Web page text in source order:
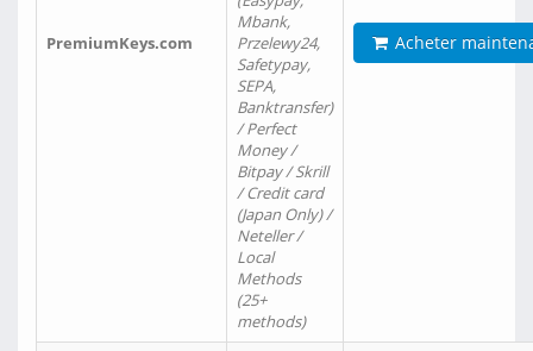
PremiumKeys.com
Mbank,
Przelewy24,
Safetypay,
SEPA,
Banktransfer)
/ Perfect
Money /
Bitpay / Skrill
/ Credit card
(Japan Only) /
Neteller /
Local
Methods
(25+
methods)
Acheter